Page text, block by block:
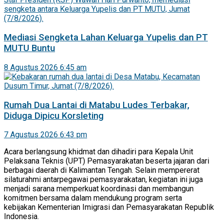
Mediasi Sengketa Lahan Keluarga Yupelis dan PT
MUTU Buntu
8 Agustus 2026 6:45 am
Rumah Dua Lantai di Matabu Ludes Terbakar,
Diduga Dipicu Korsleting
7 Agustus 2026 6:43 pm
Acara berlangsung khidmat dan dihadiri para Kepala Unit
Pelaksana Teknis (UPT) Pemasyarakatan beserta jajaran dari
berbagai daerah di Kalimantan Tengah. Selain mempererat
silaturahmi antarpegawai pemasyarakatan, kegiatan ini juga
menjadi sarana memperkuat koordinasi dan membangun
komitmen bersama dalam mendukung program serta
kebijakan Kementerian Imigrasi dan Pemasyarakatan Republik
Indonesia.